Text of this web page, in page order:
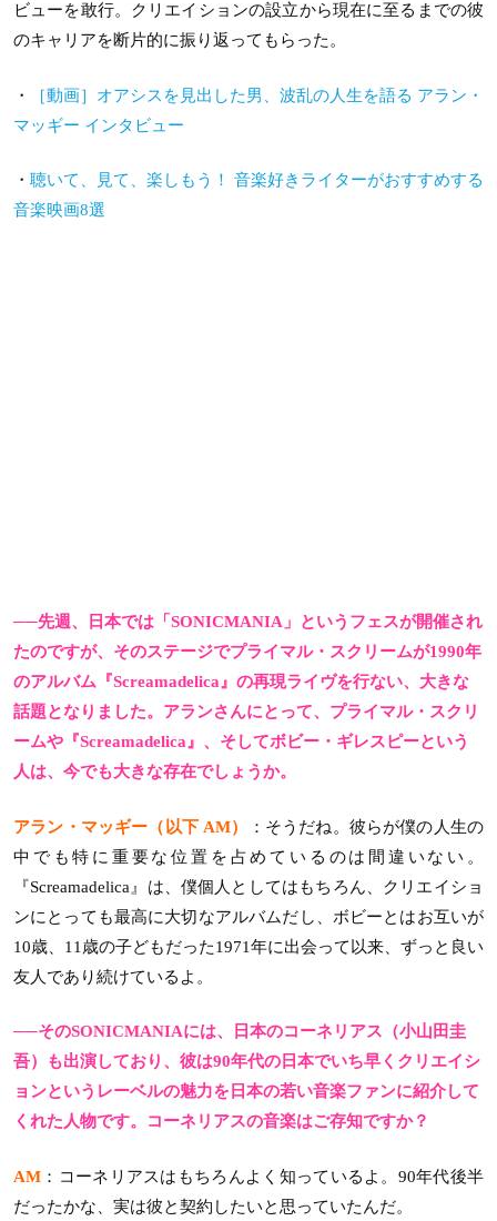
ビューを敢行。クリエイションの設立から現在に至るまでの彼
のキャリアを断片的に振り返ってもらった。
・
［動画］オアシスを見出した男、波乱の人生を語る アラン・
マッギー インタビュー
・ 聴いて、見て、楽しもう！ 音楽好きライターがおすすめする
音楽映画8選
──先週、日本では「SONICMANIA」というフェスが開催され
たのですが、そのステージでプライマル・スクリームが1990年
のアルバム『Screamadelica』の再現ライヴを行ない、大きな
話題となりました。アランさんにとって、プライマル・スクリ
ームや『Screamadelica』、そしてボビー・ギレスピーという
人は、今でも大きな存在でしょうか。
アラン・マッギー（以下 AM）
：そうだね。彼らが僕の人生の
中でも特に重要な位置を占めているのは間違いない。
『Screamadelica』は、僕個人としてはもちろん、クリエイショ
ンにとっても最高に大切なアルバムだし、ボビーとはお互いが
10歳、11歳の子どもだった1971年に出会って以来、ずっと良い
友人であり続けているよ。
──そのSONICMANIAには、日本のコーネリアス（小山田圭
吾）も出演しており、彼は90年代の日本でいち早くクリエイシ
ョンというレーベルの魅力を日本の若い音楽ファンに紹介して
くれた人物です。コーネリアスの音楽はご存知ですか？
AM ：コーネリアスはもちろんよく知っているよ。90年代後半
だったかな、実は彼と契約したいと思っていたんだ。